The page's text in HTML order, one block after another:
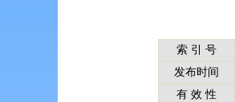
索 引 号
发布时间
有 效 性